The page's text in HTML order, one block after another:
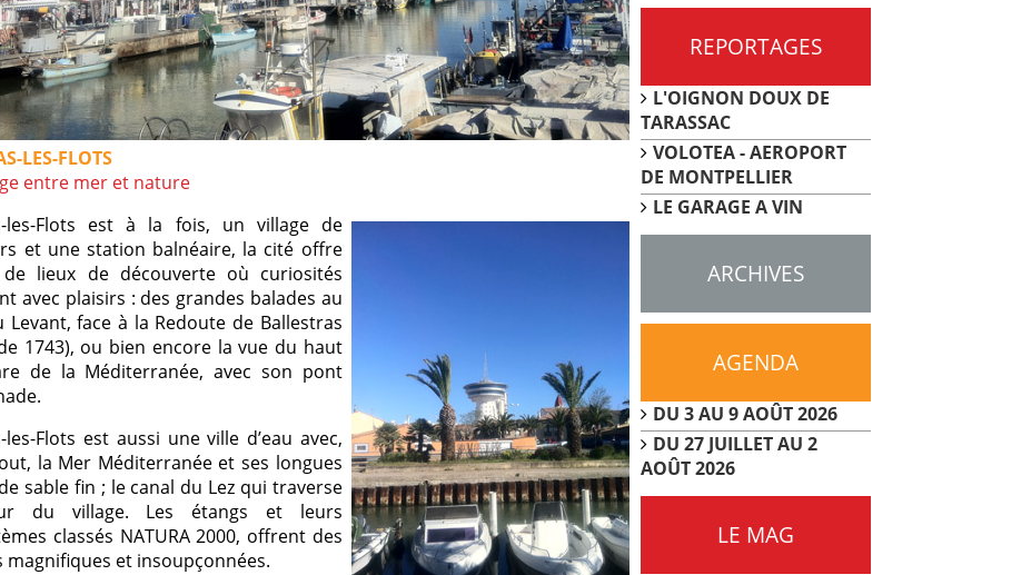
LES-FLOTS
entre mer et nature
les-Flots est à la fois, un village de
et une station balnéaire, la cité offre
lieux de découverte où curiosités
avec plaisirs : des grandes balades au
Levant, face à la Redoute de Ballestras
1743), ou bien encore la vue du haut
de la Méditerranée, avec son pont
les-Flots est aussi une ville d’eau avec,
la Mer Méditerranée et ses longues
sable fin ; le canal du Lez qui traverse
du village. Les étangs et leurs
classés NATURA 2000, offrent des
magnifiques et insoupçonnées.
REPORTAGES
L'OIGNON DOUX DE
TARASSAC
VOLOTEA - AEROPORT
DE MONTPELLIER
LE GARAGE A VIN
ARCHIVES
AGENDA
DU 3 AU 9 AOÛT 2026
DU 27 JUILLET AU 2
AOÛT 2026
LE MAG